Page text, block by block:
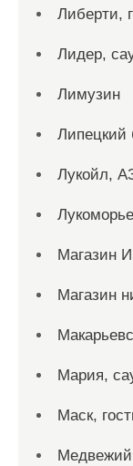
Либерти,
Лидер,
Лимузин
Липецкий
Лукойл,
Магазин
Магазин
Мария,
Маск,
Медвежий